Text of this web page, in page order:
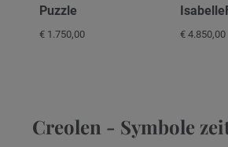
Puzzle
€ 1.750,00 € 4.850,00
Creolen - Symbole